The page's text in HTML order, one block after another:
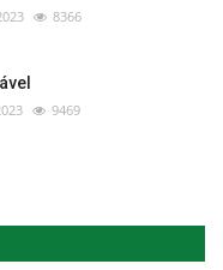
8366
9469